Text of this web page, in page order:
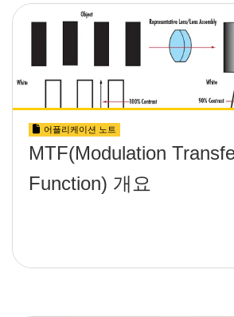
어플리케이션 노트
MTF(Modulation
Function) 개요